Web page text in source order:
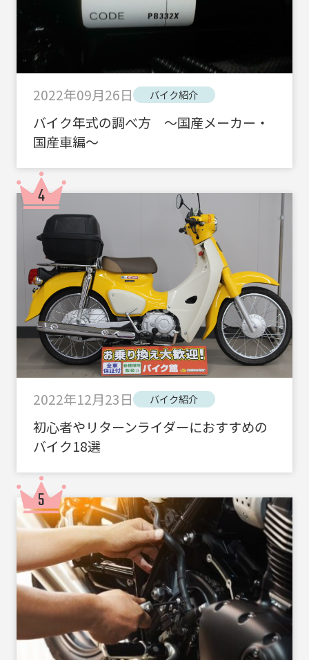
2022年09月26日 バイク紹介
バイク年式の調べ方 ～国産メーカー・
国産車編～
2022年12月23日 バイク紹介
初心者やリターンライダーにおすすめの
バイク18選